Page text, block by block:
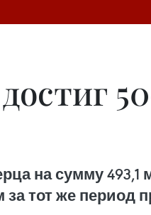
на сумму
тот же период